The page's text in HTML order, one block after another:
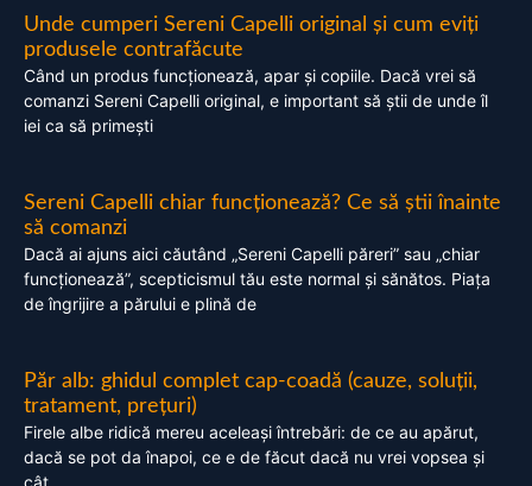
Unde cumperi Sereni Capelli original și cum eviți
produsele contrafăcute
Când un produs funcționează, apar și copiile. Dacă vrei să
comanzi Sereni Capelli original, e important să știi de unde îl
iei ca să primești
Sereni Capelli chiar funcționează? Ce să știi înainte
să comanzi
Dacă ai ajuns aici căutând „Sereni Capelli păreri” sau „chiar
funcționează”, scepticismul tău este normal și sănătos. Piața
de îngrijire a părului e plină de
Păr alb: ghidul complet cap-coadă (cauze, soluții,
tratament, prețuri)
Firele albe ridică mereu aceleași întrebări: de ce au apărut,
dacă se pot da înapoi, ce e de făcut dacă nu vrei vopsea și